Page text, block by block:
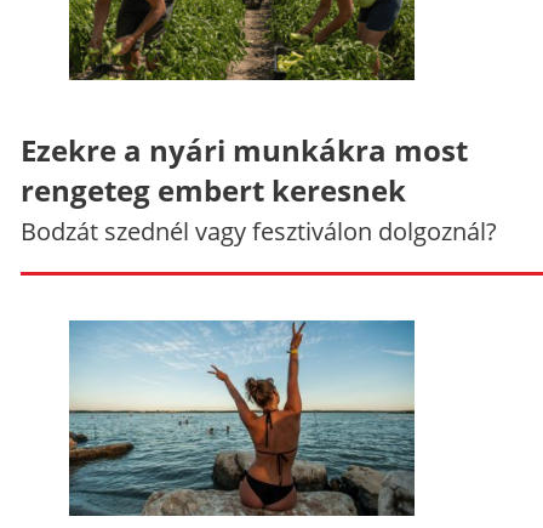
Ezekre a nyári munkákra most
rengeteg embert keresnek
Bodzát szednél vagy fesztiválon dolgoznál?